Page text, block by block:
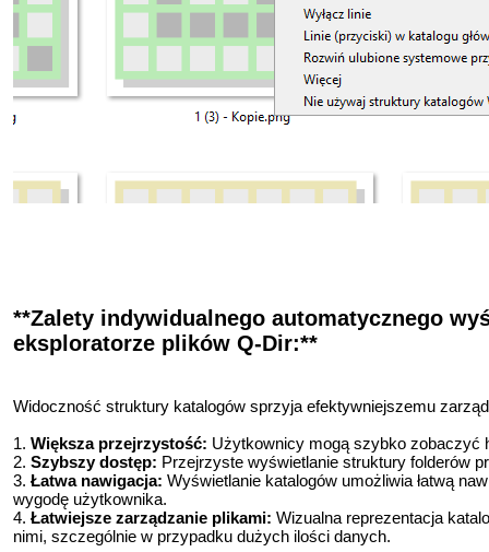
**Zalety indywidualnego automatycznego
eksploratorze plików Q-Dir:**
Widoczność struktury katalogów sprzyja efektywniejszemu
1. Większa przejrzystość: Użytkownicy mogą szybko zobaczyć
2. Szybszy dostęp: Przejrzyste wyświetlanie struktury folderów
3. Łatwa nawigacja: Wyświetlanie katalogów umożliwia łatwą
wygodę użytkownika.
4. Łatwiejsze zarządzanie plikami: Wizualna reprezentacja
nimi, szczególnie w przypadku dużych ilości danych.